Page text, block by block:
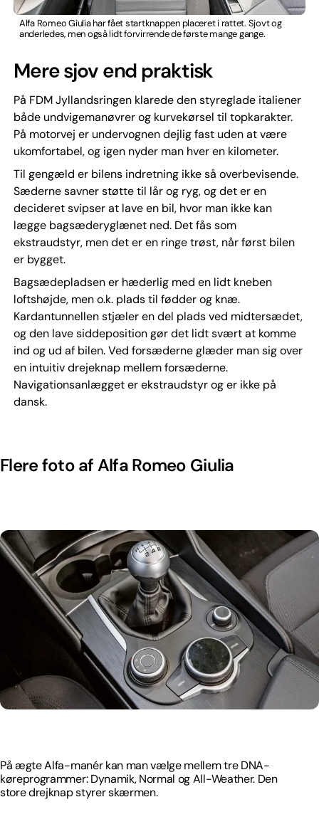
Alfa Romeo Giulia har fået startknappen placeret i rattet. Sjovt og
anderledes, men også lidt forvirrende de første mange gange.
Mere sjov end praktisk
På FDM Jyllandsringen klarede den styreglade italiener
både undvigemanøvrer og kurvekørsel til topkarakter.
På motorvej er undervognen dejlig fast uden at være
ukomfortabel, og igen nyder man hver en kilometer.
Til gengæld er bilens indretning ikke så overbevisende.
Sæderne savner støtte til lår og ryg, og det er en
decideret svipser at lave en bil, hvor man ikke kan
lægge bagsæderyglænet ned. Det fås som
ekstraudstyr, men det er en ringe trøst, når først bilen
er bygget.
Bagsædepladsen er hæderlig med en lidt kneben
loftshøjde, men o.k. plads til fødder og knæ.
Kardantunnellen stjæler en del plads ved midtersædet,
og den lave siddeposition gør det lidt svært at komme
ind og ud af bilen. Ved forsæderne glæder man sig over
en intuitiv drejeknap mellem forsæderne.
Navigationsanlægget er ekstraudstyr og er ikke på
dansk.
Flere foto af Alfa Romeo Giulia
På ægte Alfa-manér kan man vælge mellem tre DNA-
køreprogrammer: Dynamik, Normal og All-Weather. Den
store drejknap styrer skærmen.